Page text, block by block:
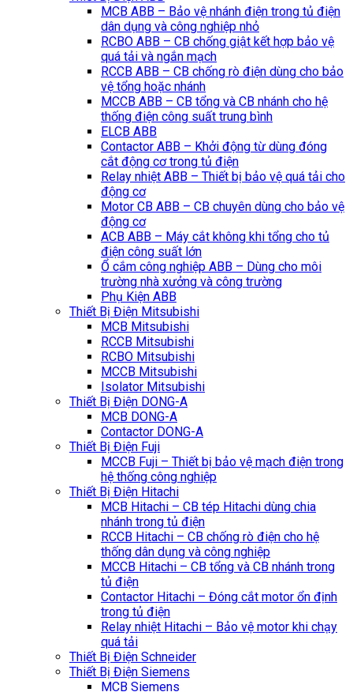
MCB ABB – Bảo vệ nhánh điện trong tủ điện
dân dụng và công nghiệp nhỏ
RCBO ABB – CB chống giật kết hợp bảo vệ
quá tải và ngắn mạch
RCCB ABB – CB chống rò điện dùng cho bảo
vệ tổng hoặc nhánh
MCCB ABB – CB tổng và CB nhánh cho hệ
thống điện công suất trung bình
ELCB ABB
Contactor ABB – Khởi động từ dùng đóng
cắt động cơ trong tủ điện
Relay nhiệt ABB – Thiết bị bảo vệ quá tải cho
động cơ
Motor CB ABB – CB chuyên dùng cho bảo vệ
động cơ
ACB ABB – Máy cắt không khi tổng cho tủ
điện công suất lớn
Ổ cắm công nghiệp ABB – Dùng cho môi
trường nhà xưởng và công trường
Phụ Kiện ABB
Thiết Bị Điện Mitsubishi
MCB Mitsubishi
RCCB Mitsubishi
RCBO Mitsubishi
MCCB Mitsubishi
Isolator Mitsubishi
Thiết Bị Điện DONG-A
MCB DONG-A
Contactor DONG-A
Thiết Bị Điện Fuji
MCCB Fuji – Thiết bị bảo vệ mạch điện trong
hệ thống công nghiệp
Thiết Bị Điện Hitachi
MCB Hitachi – CB tép Hitachi dùng chia
nhánh trong tủ điện
RCCB Hitachi – CB chống rò điện cho hệ
thống dân dụng và công nghiệp
MCCB Hitachi – CB tổng và CB nhánh trong
tủ điện
Contactor Hitachi – Đóng cắt motor ổn định
trong tủ điện
Relay nhiệt Hitachi – Bảo vệ motor khi chạy
quá tải
Thiết Bị Điện Schneider
Thiết Bị Điện Siemens
MCB Siemens